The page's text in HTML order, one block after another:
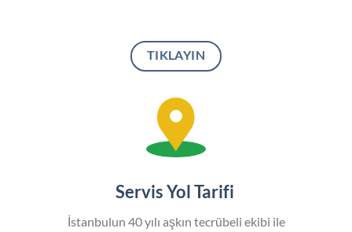
TIKLAYIN
Servis Yol Tarifi
İstanbulun 40 yılı aşkın tecrübeli ekibi ile